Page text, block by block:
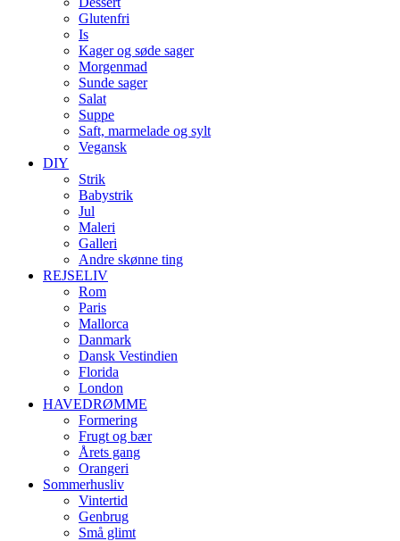
Glutenfri
Is
Kager og søde sager
Morgenmad
Sunde sager
Salat
Suppe
Saft, marmelade og sylt
Vegansk
DIY
Strik
Babystrik
Jul
Maleri
Galleri
Andre skønne ting
REJSELIV
Rom
Paris
Mallorca
Danmark
Dansk Vestindien
Florida
London
HAVEDRØMME
Formering
Frugt og bær
Årets gang
Orangeri
Sommerhusliv
Vintertid
Genbrug
Små glimt